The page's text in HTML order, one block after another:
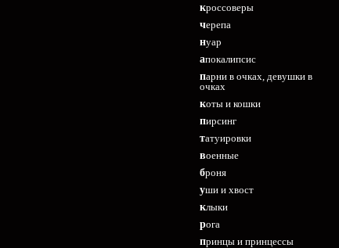
кроссоверы
черепа
нуар
апокалипсис
парни в очках, девушки в
очках
коты и кошки
пирсинг
татуировки
военные
броня
уши и хвост
клыки
рога
принцы и принцессы